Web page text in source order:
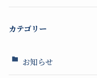
カテゴリー
お知らせ